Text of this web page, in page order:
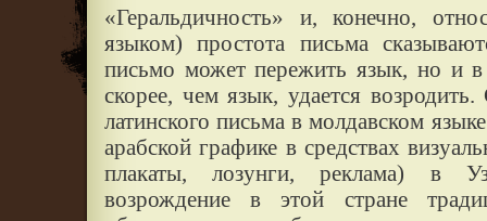
«Геральдичность» и, конечно,
языком) простота письма
письмо может пережить язык, но и
скорее, чем язык, удается
латинского письма в молдавском
арабской графике в средствах
плакаты, лозунги, реклама) в
возрождение в этой стране